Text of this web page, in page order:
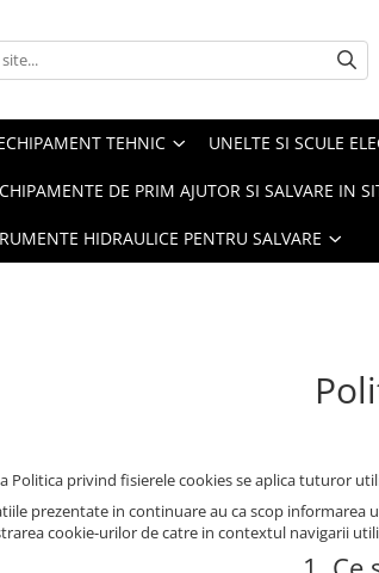
TEHNIC UNELTE SI SCULE
DE PRIM AJUTOR SI SALVARE IN
HIDRAULICE PENTRU SALVARE
Politica privind fisierele cookies se aplica tuturor
prezentate in continuare au ca scop informarea
cookie-urilor de catre in contextul navigarii